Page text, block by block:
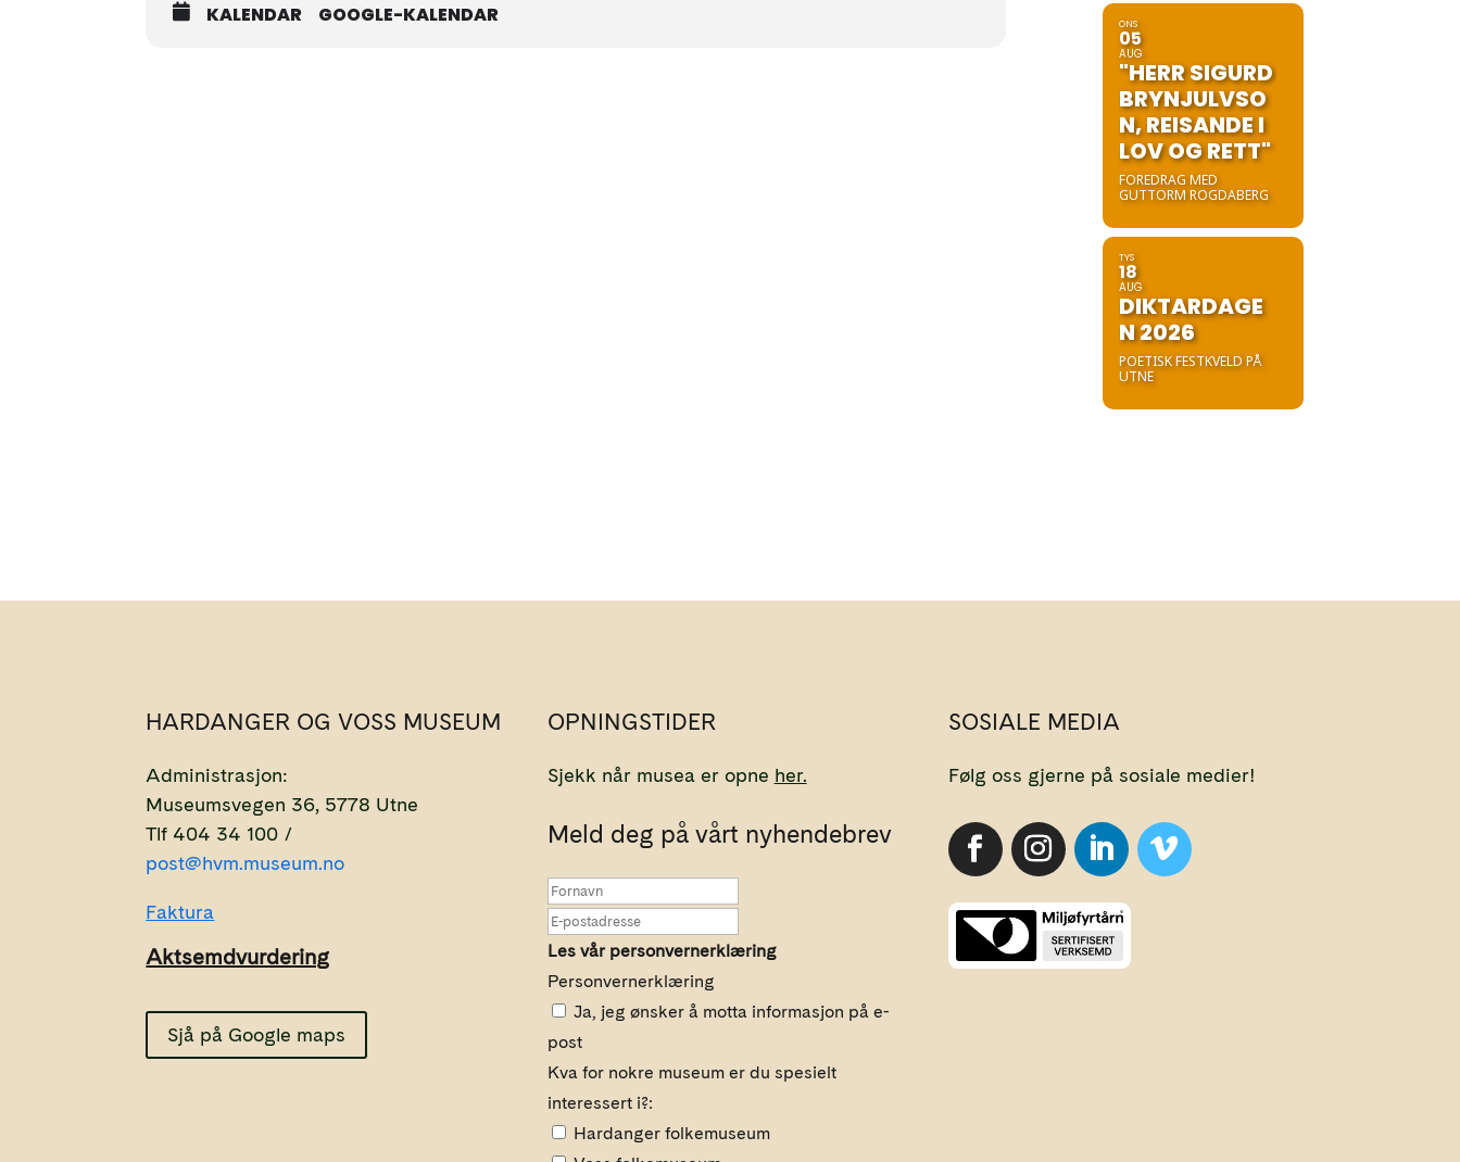
KALENDAR GOOGLE-KALENDAR ONS
05
AUG
"HERR SIGURD
BRYNJULVSO
N, REISANDE I
LOV OG RETT"
FOREDRAG MED
GUTTORM ROGDABERG
TYS
18
AUG
DIKTARDAGE
N 2026
POETISK FESTKVELD PÅ
UTNE
HARDANGER OG VOSS MUSEUM
Administrasjon:
Museumsvegen 36, 5778 Utne
Tlf 404 34 100 /
post@hvm.museum.no
Faktura
Aktsemdvurdering
Sjå på Google maps
OPNINGSTIDER
Sjekk når musea er opne her.
Meld deg på vårt nyhendebrev
Les vår personvernerklæring
Personvernerklæring
Ja, jeg ønsker å motta informasjon på e-
post
Kva for nokre museum er du spesielt
interessert i?:
Hardanger folkemuseum
SOSIALE MEDIA
Følg oss gjerne på sosiale medier!